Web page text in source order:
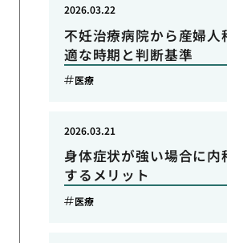
不妊治療病院から産婦人
適な時期と判断基準
2026.03.22
医療
身体症状が強い場合に内
するメリット
2026.03.21
医療